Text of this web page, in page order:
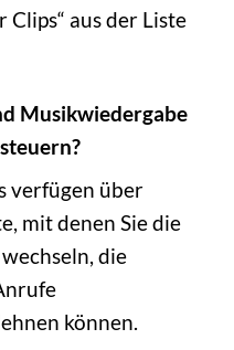
Clips“ aus der Liste
Musikwiedergabe
verfügen über
mit denen Sie die
die
können.